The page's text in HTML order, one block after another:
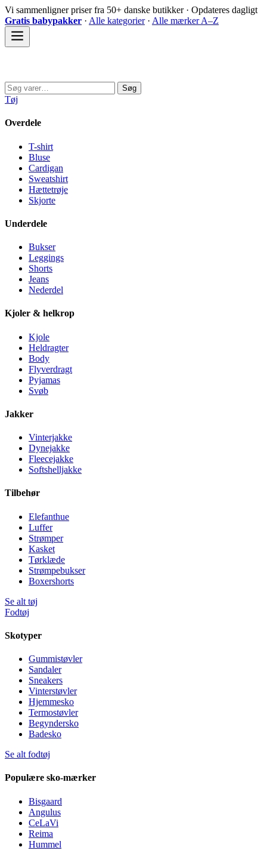
Spring
til
indhold
Vi sammenligner priser fra 50+ danske butikker · Opdateres dagligt
Gratis babypakker · Alle kategorier· Alle mærker A–Z
Søg
efter:
Søg
Tøj
Overdele
T-shirt
Bluse
Cardigan
Sweatshirt
Hættetrøje
Skjorte
Underdele
Bukser
Leggings
Shorts
Jeans
Nederdel
Kjoler & helkrop
Kjole
Heldragter
Body
Flyverdragt
Pyjamas
Svøb
Jakker
Vinterjakke
Dynejakke
Fleecejakke
Softshelljakke
Tilbehør
Elefanthue
Luffer
Strømper
Kasket
Tørklæde
Strømpebukser
Boxershorts
Se alt tøj
Fodtøj
Skotyper
Gummistøvler
Sandaler
Sneakers
Vinterstøvler
Hjemmesko
Termostøvler
Begyndersko
Badesko
Se alt fodtøj
Populære sko-mærker
Bisgaard
Angulus
CeLaVi
Reima
Hummel